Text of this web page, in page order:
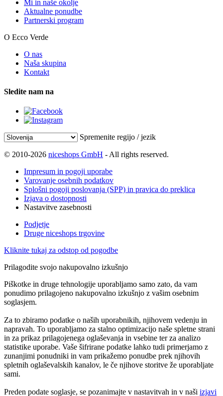
Mi in naše okolje
Aktualne ponudbe
Partnerski program
O Ecco Verde
O nas
Naša skupina
Kontakt
Sledite nam na
Spremenite regijo / jezik
© 2010-2026 niceshops GmbH - All rights reserved.
Impresum in pogoji uporabe
Varovanje osebnih podatkov
Splošni pogoji poslovanja (SPP) in pravica do preklica
Izjava o dostopnosti
Nastavitve zasebnosti
Podjetje
Druge niceshops trgovine
Kliknite tukaj za odstop od pogodbe
Prilagodite svojo nakupovalno izkušnjo
Piškotke in druge tehnologije uporabljamo samo zato, da vam
ponudimo prilagojeno nakupovalno izkušnjo z vašim osebnim
soglasjem.
Za to zbiramo podatke o naših uporabnikih, njihovem vedenju in
napravah. To uporabljamo za stalno optimizacijo naše spletne strani
in za prikaz prilagojenega oglaševanja in vsebine ter za analizo
statistike uporabe. Vaše šifrirane podatke lahko tudi primerjamo z
zunanjimi ponudniki in vam prikažemo ponudbe prek njihovih
spletnih oglaševalskih kanalov, le če njihove storitve že uporabljate
sami.
Preden podate soglasje, se pozanimajte v nastavitvah in v naši izjavi